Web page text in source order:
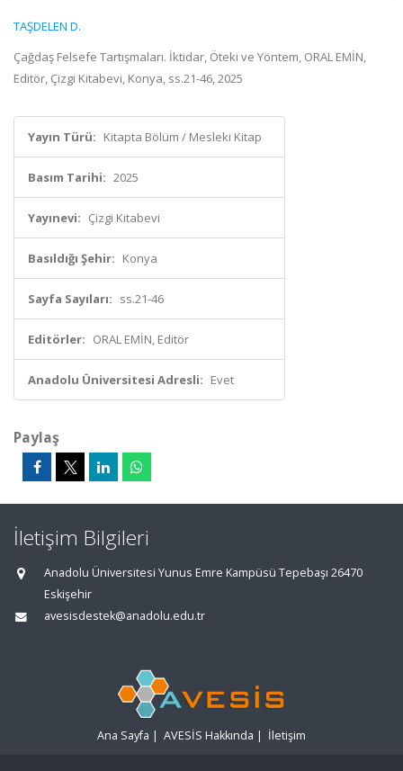
TAŞDELEN D.
Çağdaş Felsefe Tartışmaları. İktidar, Öteki ve Yöntem, ORAL EMİN,
Editör, Çizgi Kitabevi, Konya, ss.21-46, 2025
Yayın Türü: Kitapta Bölüm / Mesleki Kitap
Basım Tarihi: 2025
Yayınevi: Çizgi Kitabevi
Basıldığı Şehir: Konya
Sayfa Sayıları: ss.21-46
Editörler: ORAL EMİN, Editör
Anadolu Üniversitesi Adresli: Evet
Paylaş
İletişim Bilgileri
Anadolu Üniversitesi Yunus Emre Kampüsü Tepebaşı 26470
Eskişehir
avesisdestek@anadolu.edu.tr
Ana Sayfa | AVESİS Hakkında | İletişim